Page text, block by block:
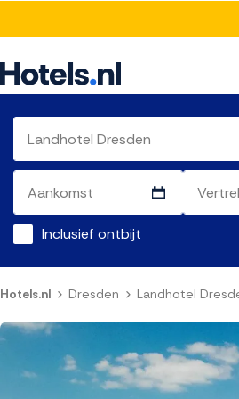
Inclusief ontbijt
Hotels.nl Dresden Landhotel